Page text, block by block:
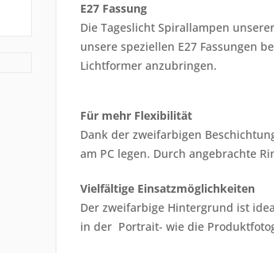
E27 Fassung
Die Tageslicht Spirallampen
unsere speziellen E27 Fassungen
Lichtformer anzubringen.
Für mehr Flexibilität
Dank der zweifarbigen
am PC legen. Durch angebrachte
Vielfältige Einsatzmöglichkeiten
Der zweifarbige Hintergrund ist
in der Portrait- wie die